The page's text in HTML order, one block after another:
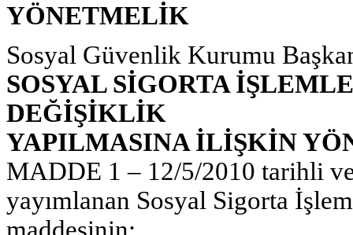
YÖNETMELİK
Sosyal Güvenlik Kurumu
SOSYAL SİGORTA
DEĞİŞİKLİK
YAPILMASINA İLİŞKİN
MADDE 1 – 12/5/2010 tarihli ve
yayımlanan Sosyal Sigorta